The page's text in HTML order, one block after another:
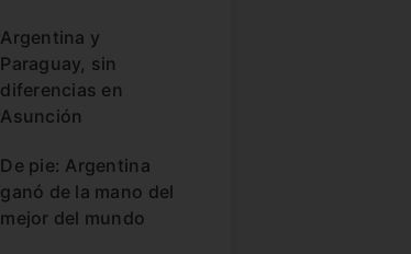
Argentina y
Paraguay, sin
diferencias en
Asunción
De pie: Argentina
ganó de la mano del
mejor del mundo